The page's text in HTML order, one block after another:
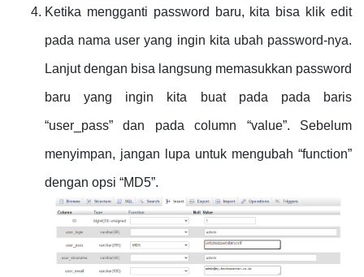
Ketika mengganti password baru, kita bisa klik edit
pada nama user yang ingin kita ubah password-nya.
Lanjut dengan bisa langsung memasukkan password
baru yang ingin kita buat pada pada baris
“user_pass” dan pada column “value”. Sebelum
menyimpan, jangan lupa untuk mengubah “function”
dengan opsi “MD5”.